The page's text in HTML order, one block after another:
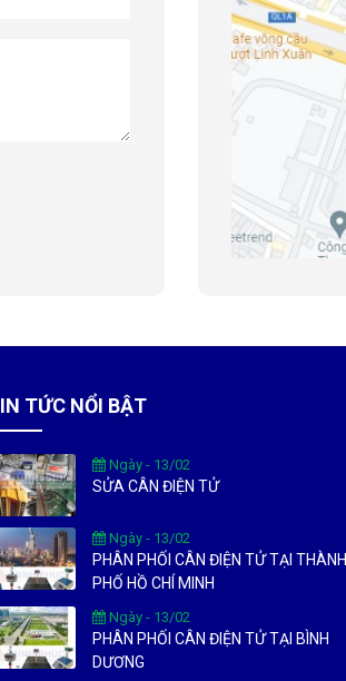
TỨC NỔI BẬT
Ngày - 13/02
SỬA CÂN ĐIỆN TỬ
Ngày - 13/02
PHÂN PHỐI CÂN ĐIỆN TỬ TẠI THÀNH
PHỐ HỒ CHÍ MINH
Ngày - 13/02
PHÂN PHỐI CÂN ĐIỆN TỬ TẠI BÌNH
DƯƠNG